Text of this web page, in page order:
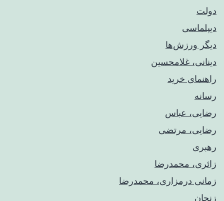
دولت
دیپلماسی
دیگر ورزش‌ها
دینانی، غلامحسین
راهنمای خريد
رسانه
رضایی، عباس
رضایی، مرتضی
رهبری
زائری، محمدرضا
زمانی درمزاری، محمدرضا
زنجان